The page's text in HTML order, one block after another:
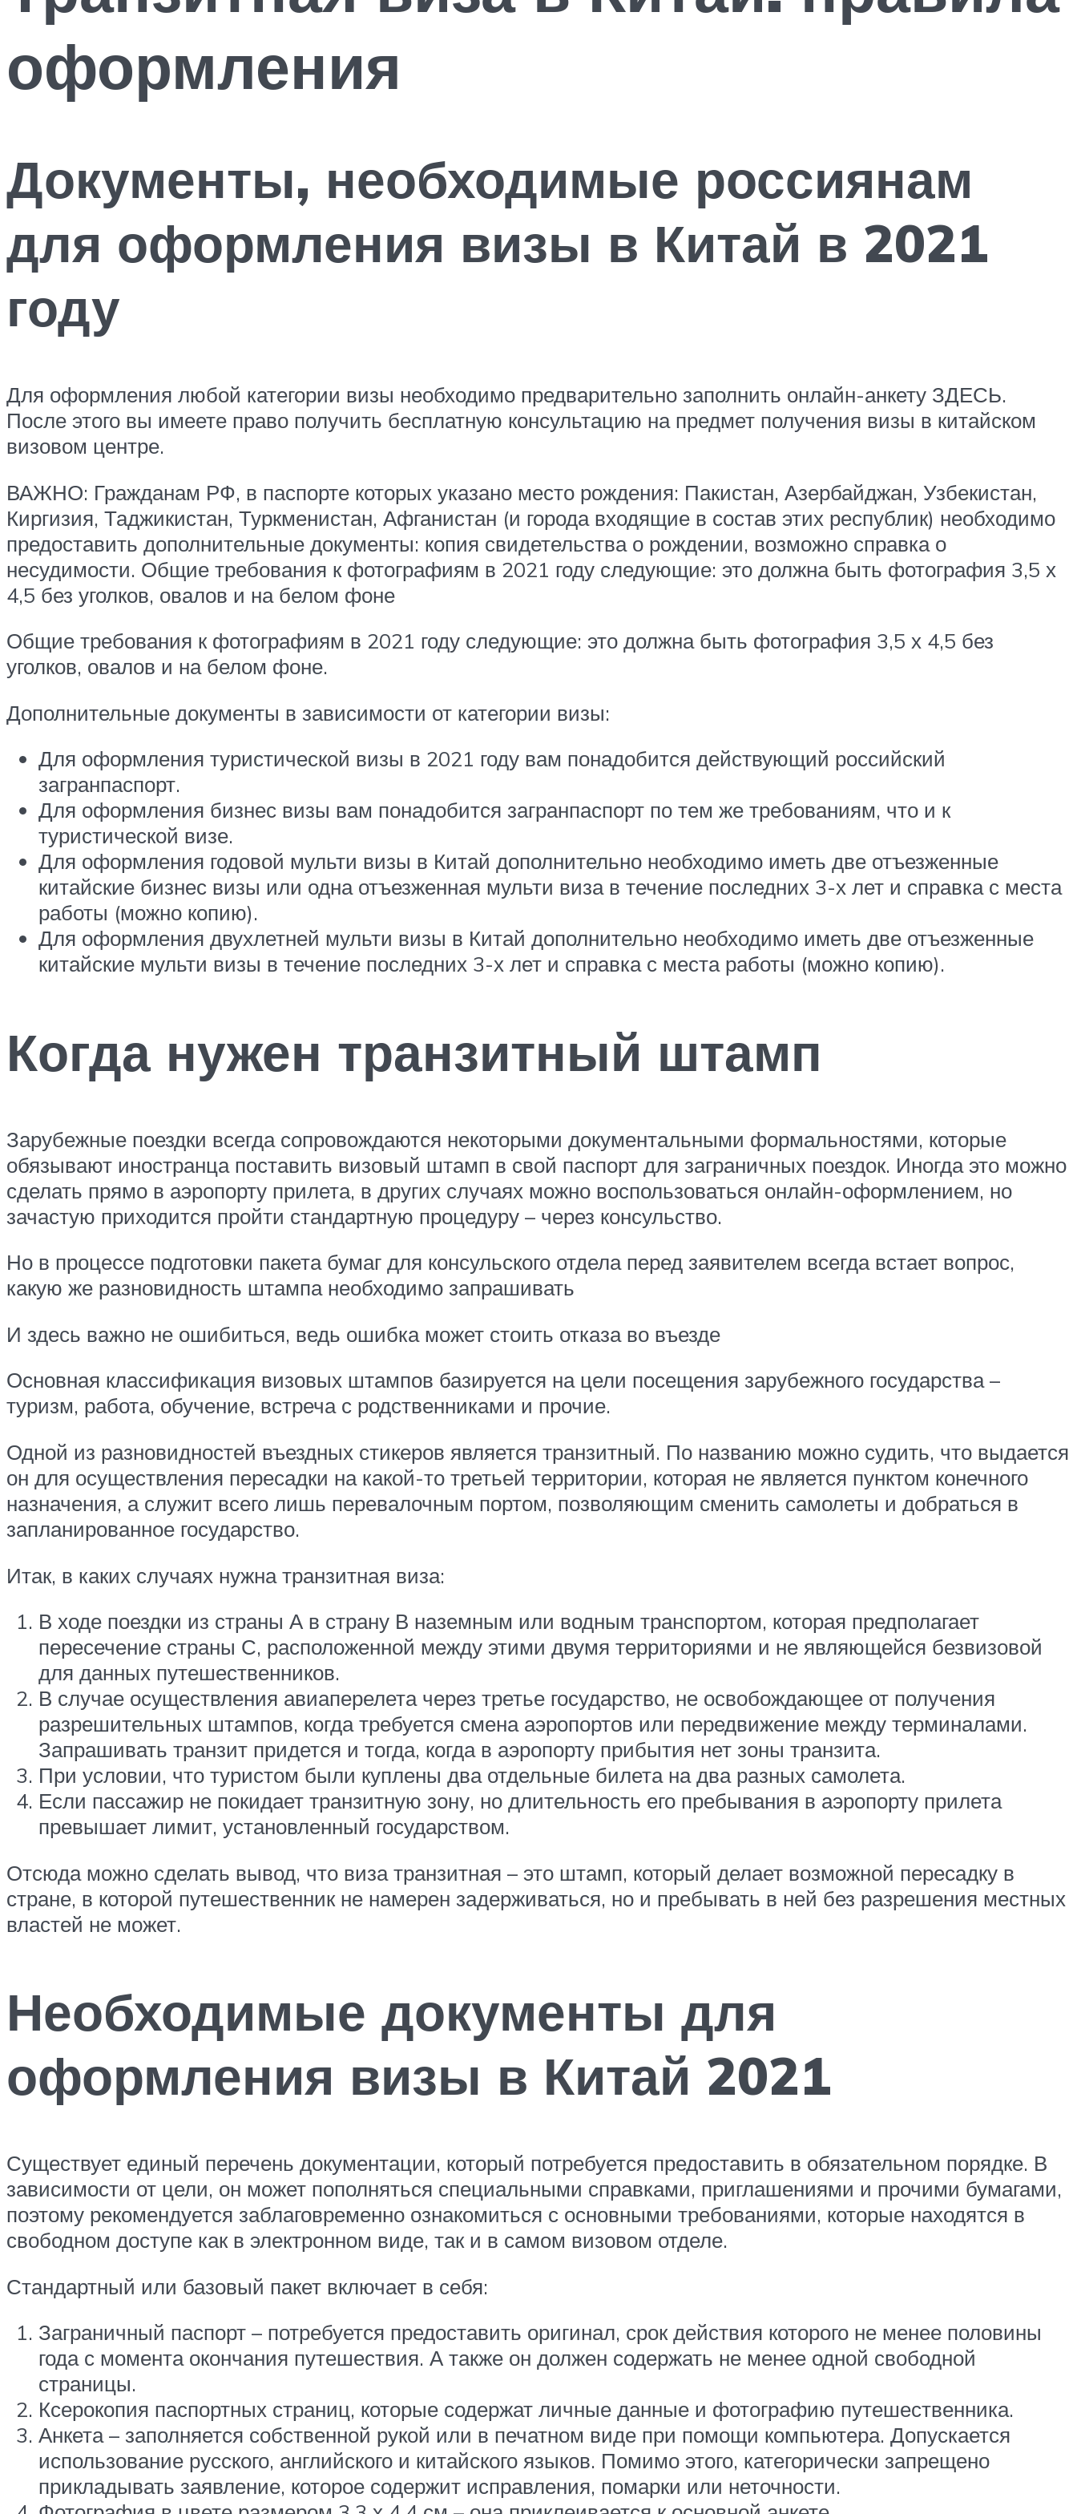
оформления
Документы, необходимые россиянам
для оформления визы в Китай в 2021
году
Для оформления любой категории визы необходимо предварительно заполнить онлайн-анкету ЗДЕСЬ.
После этого вы имеете право получить бесплатную консультацию на предмет получения визы в китайском
визовом центре.
ВАЖНО: Гражданам РФ, в паспорте которых указано место рождения: Пакистан, Азербайджан, Узбекистан,
Киргизия, Таджикистан, Туркменистан, Афганистан (и города входящие в состав этих республик) необходимо
предоставить дополнительные документы: копия свидетельства о рождении, возможно справка о
несудимости. Общие требования к фотографиям в 2021 году следующие: это должна быть фотография 3,5 х
4,5 без уголков, овалов и на белом фоне
Общие требования к фотографиям в 2021 году следующие: это должна быть фотография 3,5 х 4,5 без
уголков, овалов и на белом фоне.
Дополнительные документы в зависимости от категории визы:
Для оформления туристической визы в 2021 году вам понадобится действующий российский
загранпаспорт.
Для оформления бизнес визы вам понадобится загранпаспорт по тем же требованиям, что и к
туристической визе.
Для оформления годовой мульти визы в Китай дополнительно необходимо иметь две отъезженные
китайские бизнес визы или одна отъезженная мульти виза в течение последних 3-х лет и справка с места
работы (можно копию).
Для оформления двухлетней мульти визы в Китай дополнительно необходимо иметь две отъезженные
китайские мульти визы в течение последних 3-х лет и справка с места работы (можно копию).
Когда нужен транзитный штамп
Зарубежные поездки всегда сопровождаются некоторыми документальными формальностями, которые
обязывают иностранца поставить визовый штамп в свой паспорт для заграничных поездок. Иногда это можно
сделать прямо в аэропорту прилета, в других случаях можно воспользоваться онлайн-оформлением, но
зачастую приходится пройти стандартную процедуру – через консульство.
Но в процессе подготовки пакета бумаг для консульского отдела перед заявителем всегда встает вопрос,
какую же разновидность штампа необходимо запрашивать
И здесь важно не ошибиться, ведь ошибка может стоить отказа во въезде
Основная классификация визовых штампов базируется на цели посещения зарубежного государства –
туризм, работа, обучение, встреча с родственниками и прочие.
Одной из разновидностей въездных стикеров является транзитный. По названию можно судить, что выдается
он для осуществления пересадки на какой-то третьей территории, которая не является пунктом конечного
назначения, а служит всего лишь перевалочным портом, позволяющим сменить самолеты и добраться в
запланированное государство.
Итак, в каких случаях нужна транзитная виза:
В ходе поездки из страны А в страну В наземным или водным транспортом, которая предполагает
пересечение страны С, расположенной между этими двумя территориями и не являющейся безвизовой
для данных путешественников.
В случае осуществления авиаперелета через третье государство, не освобождающее от получения
разрешительных штампов, когда требуется смена аэропортов или передвижение между терминалами.
Запрашивать транзит придется и тогда, когда в аэропорту прибытия нет зоны транзита.
При условии, что туристом были куплены два отдельные билета на два разных самолета.
Если пассажир не покидает транзитную зону, но длительность его пребывания в аэропорту прилета
превышает лимит, установленный государством.
Отсюда можно сделать вывод, что виза транзитная – это штамп, который делает возможной пересадку в
стране, в которой путешественник не намерен задерживаться, но и пребывать в ней без разрешения местных
властей не может.
Необходимые документы для
оформления визы в Китай 2021
Существует единый перечень документации, который потребуется предоставить в обязательном порядке. В
зависимости от цели, он может пополняться специальными справками, приглашениями и прочими бумагами,
поэтому рекомендуется заблаговременно ознакомиться с основными требованиями, которые находятся в
свободном доступе как в электронном виде, так и в самом визовом отделе.
Стандартный или базовый пакет включает в себя:
Заграничный паспорт – потребуется предоставить оригинал, срок действия которого не менее половины
года с момента окончания путешествия. А также он должен содержать не менее одной свободной
страницы.
Ксерокопия паспортных страниц, которые содержат личные данные и фотографию путешественника.
Анкета – заполняется собственной рукой или в печатном виде при помощи компьютера. Допускается
использование русского, английского и китайского языков. Помимо этого, категорически запрещено
прикладывать заявление, которое содержит исправления, помарки или неточности.